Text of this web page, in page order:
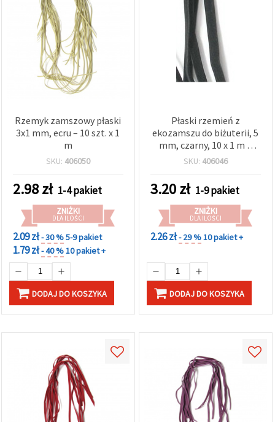
Rzemyk zamszowy płaski
3x1 mm, ecru – 10 szt. x 1
m
SKU: 406050
2.98zł 1-4 pakiet
ZNIŻKI
DLA ILOŚCI
2.09 zł- 30 %5-9 pakiet
1.79 zł- 40 %10 pakiet +
DODAJ DO KOSZYKA
Płaski rzemień z
ekozamszu do biżuterii, 5
mm, czarny, 10 x 1 m –
taśma zamszowa do
makramy i DIY
SKU: 406046
3.20zł 1-9 pakiet
ZNIŻKI
DLA ILOŚCI
2.26 zł- 29 %10 pakiet +
DODAJ DO KOSZYKA